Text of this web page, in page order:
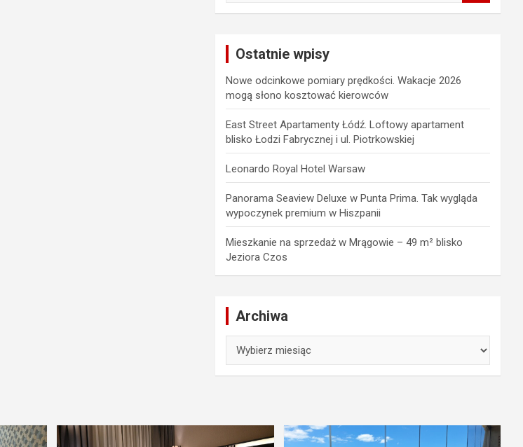
Ostatnie wpisy
Nowe odcinkowe pomiary prędkości. Wakacje 2026
mogą słono kosztować kierowców
East Street Apartamenty Łódź. Loftowy apartament
blisko Łodzi Fabrycznej i ul. Piotrkowskiej
Leonardo Royal Hotel Warsaw
Panorama Seaview Deluxe w Punta Prima. Tak wygląda
wypoczynek premium w Hiszpanii
Mieszkanie na sprzedaż w Mrągowie – 49 m² blisko
Jeziora Czos
Archiwa